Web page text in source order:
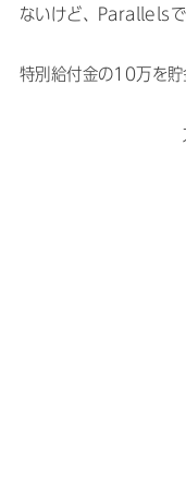
ないけど、Parallelsで
特別給付金の10万を